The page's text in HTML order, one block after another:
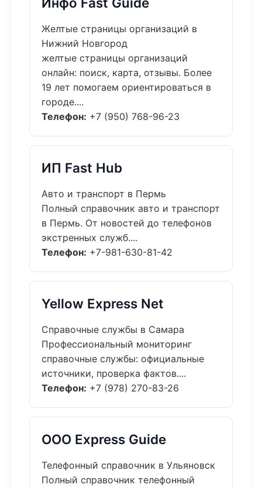
Желтые страницы организаций в
Нижний Новгород
желтые страницы организаций
онлайн: поиск, карта, отзывы. Более
19 лет помогаем ориентироваться в
городе....
Телефон: +7 (950) 768-96-23
ИП Fast Hub
Авто и транспорт в Пермь
Полный справочник авто и транспорт
в Пермь. От новостей до телефонов
экстренных служб....
Телефон: +7-981-630-81-42
Yellow Express Net
Справочные службы в Самара
Профессиональный мониторинг
справочные службы: официальные
источники, проверка фактов....
Телефон: +7 (978) 270-83-26
ООО Express Guide
Телефонный справочник в Ульяновск
Полный справочник телефонный